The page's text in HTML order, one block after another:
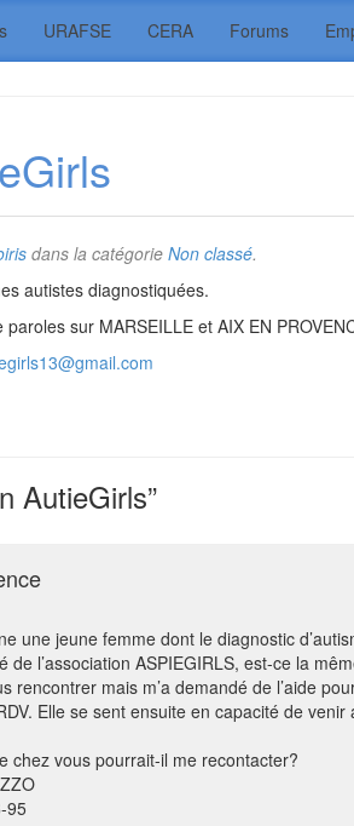
URAFSE CERA Forums
dans la catégorie Non classé.
autistes diagnostiquées.
sur MARSEILLE et AIX EN
AutieGirls”
une jeune femme dont le diagnostic
de l’association ASPIEGIRLS, est-ce la
rencontrer mais m’a demandé de l’aide
Elle se sent ensuite en capacité de venir
chez vous pourrait-il me recontacter?
95